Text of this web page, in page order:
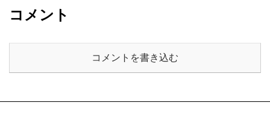
コメント
コメントを書き込む